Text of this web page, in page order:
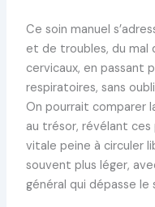
Ce soin manuel
et de troubles, du mal
cervicaux, en passant
respiratoires, sans
On pourrait comparer
au trésor, révélant ces
vitale peine à circuler
souvent plus léger,
général qui dépasse